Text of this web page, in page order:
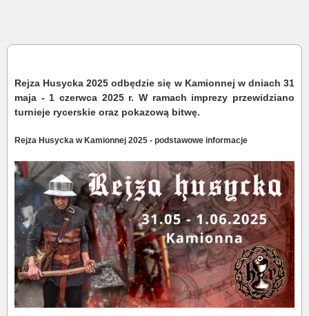
Rejza Husycka 2025 odbędzie się w Kamionnej w dniach 31
maja - 1 czerwca 2025 r. W ramach imprezy przewidziano
turnieje rycerskie oraz pokazową bitwę.
Rejza Husycka w Kamionnej 2025 - podstawowe informacje